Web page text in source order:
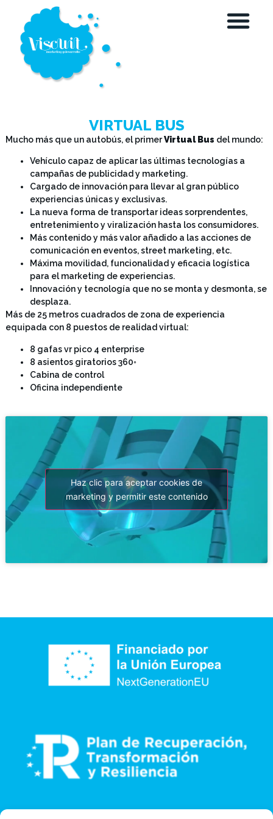
VIRTUAL BUS
Mucho más que un autobús, el primerVirtual Bus del mundo:
Vehículo capaz de aplicar las últimas tecnologías a
campañas de publicidad y marketing.
Cargado de innovación para llevar al gran público
experiencias únicas y exclusivas.
La nueva forma de transportar ideas sorprendentes,
entretenimiento y viralización hasta los consumidores.
Más contenido y más valor añadido a las acciones de
comunicación en eventos, street marketing, etc.
Máxima movilidad, funcionalidad y eficacia logística
para el marketing de experiencias.
Innovación y tecnología que no se monta y desmonta, se
desplaza.
Más de 25 metros cuadrados de zona de experiencia
equipada con 8 puestos de realidad virtual:
8 gafas vr pico 4 enterprise
8 asientos giratorios 360◦
Cabina de control
Oficina independiente
Haz clic para aceptar cookies de
marketing y permitir este contenido